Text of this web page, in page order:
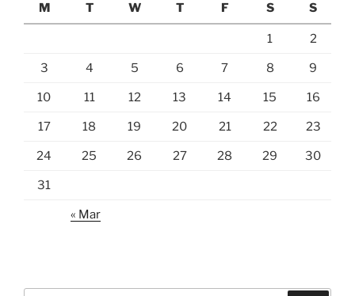
M
T W T F S S
1 2
3 4 5 6 7 8 9
10 11 12 13 14 15 16
17 18 19 20 21 22 23
24 25 26 27 28 29 30
31
« Mar